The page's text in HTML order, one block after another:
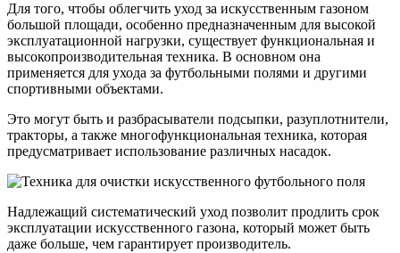
Для того, чтобы облегчить уход за искусственным газоном
большой площади, особенно предназначенным для высокой
эксплуатационной нагрузки, существует функциональная и
высокопроизводительная техника. В основном она
применяется для ухода за футбольными полями и другими
спортивными объектами.
Это могут быть и разбрасыватели подсыпки, разуплотнители,
тракторы, а также многофункциональная техника, которая
предусматривает использование различных насадок.
Надлежащий систематический уход позволит продлить срок
эксплуатации искусственного газона, который может быть
даже больше, чем гарантирует производитель.